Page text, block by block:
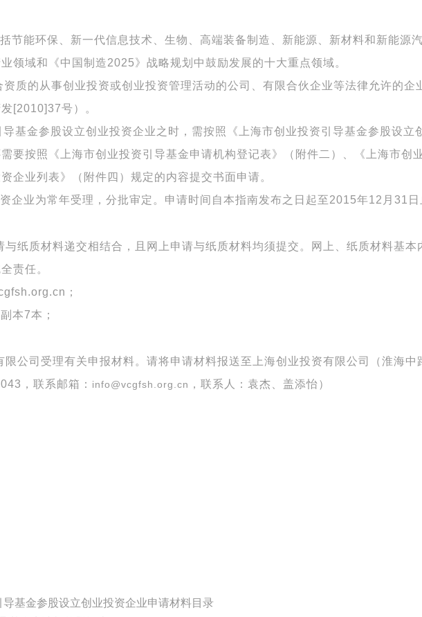
节能环保、新一代信息技术、生物、高端装备制造、新能源、新材料和新能源
领域和《中国制造2025》战略规划中鼓励发展的十大重点领域。
质的从事创业投资或创业投资管理活动的公司、有限合伙企业等法律允许的企
[2010]37号）。
基金参股设立创业投资企业之时，需按照《上海市创业投资引导基金参股设
要按照《上海市创业投资引导基金申请机构登记表》（附件二）、《上海市创
企业列表》（附件四）规定的内容提交书面申请。
企业为常年受理，分批审定。申请时间自本指南发布之日起至2015年12 月 31 日
纸质材料递交相结合，且网上申请与纸质材料均须提交。网上、纸质材料基本
责任。
；
本7本；
限公司受理有关申报材料。请将申请材料报送至上海创业投资有限公司（淮海中
，联系邮箱： info@vcgfsh.org.cn ，联系人：袁杰、盖添怡）
基金参股设立创业投资企业申请材料目录